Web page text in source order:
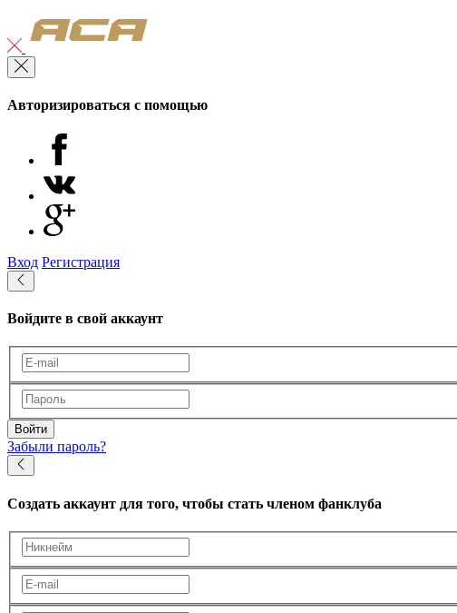
Авторизироваться с помощью
Вход Регистрация
Войдите в свой аккаунт
Войти
Забыли пароль?
Создать аккаунт для того, чтобы стать членом фанклуба